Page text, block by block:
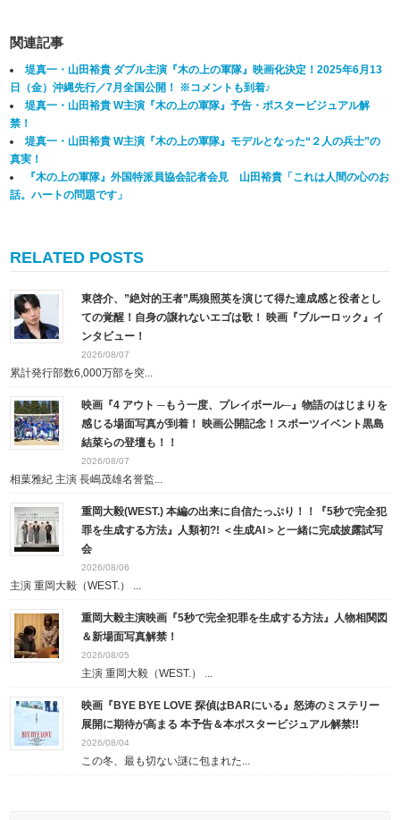
関連記事
堤真一・山田裕貴 ダブル主演『木の上の軍隊』映画化決定！2025年6月13
日（金）沖縄先行／7月全国公開！ ※コメントも到着♪
堤真一・山田裕貴 W主演『木の上の軍隊』予告・ポスタービジュアル解
禁！
堤真一・山田裕貴 W主演『木の上の軍隊』モデルとなった“２人の兵士”の
真実！
『木の上の軍隊』外国特派員協会記者会見 山田裕貴「これは人間の心のお
話。ハートの問題です」
RELATED POSTS
東啓介、”絶対的王者”馬狼照英を演じて得た達成感と役者とし
ての覚醒！自身の譲れないエゴは歌！ 映画『ブルーロック』イ
ンタビュー！
2026/08/07
累計発行部数6,000万部を突...
映画『4 アウト ─もう一度、プレイボール─』物語のはじまりを
感じる場面写真が到着！ 映画公開記念！スポーツイベント黒島
結菜らの登壇も！！
2026/08/07
相葉雅紀 主演 長嶋茂雄名誉監...
重岡大毅(WEST.) 本編の出来に自信たっぷり！！『5秒で完全犯
罪を生成する方法』人類初?! ＜生成AI＞と一緒に完成披露試写
会
2026/08/06
主演 重岡大毅（WEST.） ...
重岡大毅主演映画『5秒で完全犯罪を生成する方法』人物相関図
＆新場面写真解禁！
2026/08/05
主演 重岡大毅（WEST.） ...
映画『BYE BYE LOVE 探偵はBARにいる』怒涛のミステリー
展開に期待が高まる 本予告＆本ポスタービジュアル解禁!!
2026/08/04
この冬、最も切ない謎に包まれた...